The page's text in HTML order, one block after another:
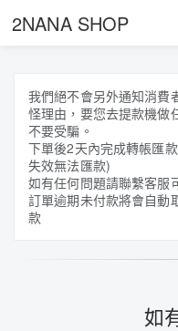
2NANA SHOP
我們絕不會另外通知消費
怪理由，要您去提款機做
不要受騙。
下單後2天內完成轉帳匯
失效無法匯款)
如有任何問題請聯繫客服
訂單逾期未付款將會自動
款
如